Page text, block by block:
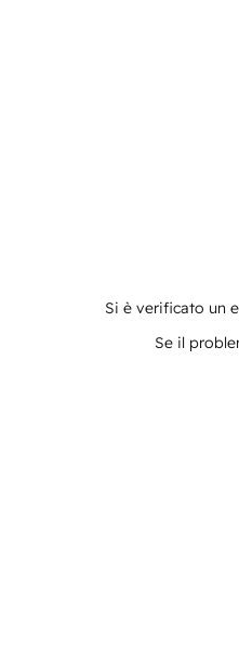
Si è verificato un
Se il